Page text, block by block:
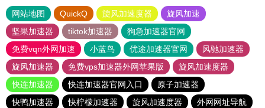
网站地图 QuickQ 旋风加速度器
旋风加速
坚果加速器
tiktok加速器
狗急加速器官网
免费vqn外网加速
小蓝鸟 优途加速器官网
风驰加速器
旋风加速器
免费vps加速器外网苹果版
旋风加速度器
快连加速器
快连加速器官网入口
原子加速器
快鸭加速器
快柠檬加速器 旋风加速度器
外网网址导航